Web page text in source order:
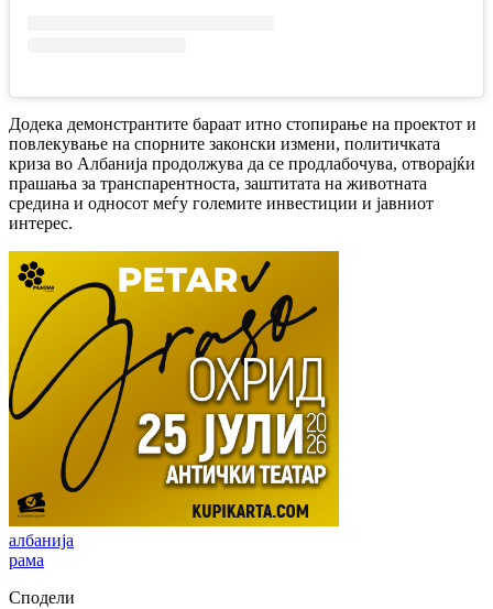
Додека демонстрантите бараат итно стопирање на проектот и
повлекување на спорните законски измени, политичката
криза во Албанија продолжува да се продлабочува, отворајќи
прашања за транспарентноста, заштитата на животната
средина и односот меѓу големите инвестиции и јавниот
интерес.
албанија
рама
Сподели